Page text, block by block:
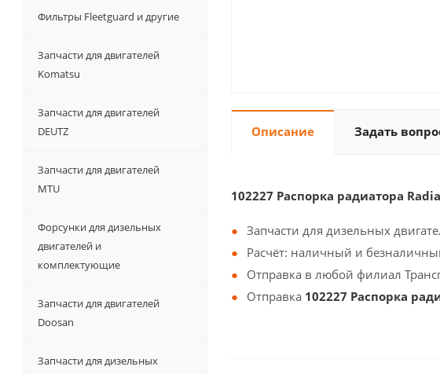
Описание Задать
102227 Распорка радиатора
Запчасти для дизельных
Расчёт: наличный и
Отправка в любой филиал
Отправка 102227 Распорка
Фильтры Fleetguard и другие
Запчасти для двигателей
Komatsu
Запчасти для двигателей
DEUTZ
Запчасти для двигателей
MTU
Форсунки для дизельных
двигателей и
комплектующие
Запчасти для двигателей
Doosan
Запчасти для дизельных